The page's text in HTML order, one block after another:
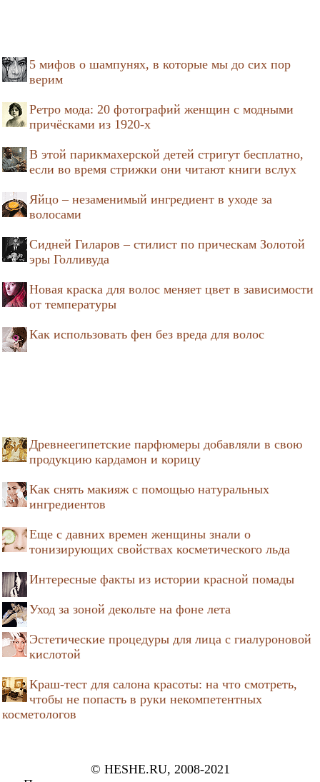
5 мифов о шампунях, в которые мы до сих пор
верим
Ретро мода: 20 фотографий женщин с модными
причёсками из 1920-х
В этой парикмахерской детей стригут бесплатно,
если во время стрижки они читают книги вслух
Яйцо – незаменимый ингредиент в уходе за
волосами
Сидней Гиларов – стилист по прическам Золотой
эры Голливуда
Новая краска для волос меняет цвет в зависимости
от температуры
Как использовать фен без вреда для волос
Древнеегипетские парфюмеры добавляли в свою
продукцию кардамон и корицу
Как снять макияж с помощью натуральных
ингредиентов
Еще с давних времен женщины знали о
тонизирующих свойствах косметического льда
Интересные факты из истории красной помады
Уход за зоной декольте на фоне лета
Эстетические процедуры для лица с гиалуроновой
кислотой
Краш-тест для салона красоты: на что смотреть,
чтобы не попасть в руки некомпетентных
косметологов
© HESHE.RU, 2008-2021